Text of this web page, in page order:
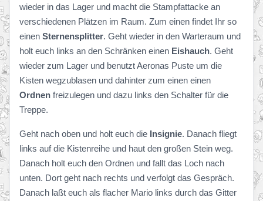
wieder in das Lager und macht die Stampfattacke an
verschiedenen Plätzen im Raum. Zum einen findet Ihr so
einen Sternensplitter. Geht wieder in den Warteraum und
holt euch links an den Schränken einen Eishauch. Geht
wieder zum Lager und benutzt Aeronas Puste um die
Kisten wegzublasen und dahinter zum einen einen
Ordnen freizulegen und dazu links den Schalter für die
Treppe.
Geht nach oben und holt euch die Insignie. Danach fliegt
links auf die Kistenreihe und haut den großen Stein weg.
Danach holt euch den Ordnen und fallt das Loch nach
unten. Dort geht nach rechts und verfolgt das Gespräch.
Danach laßt euch als flacher Mario links durch das Gitter